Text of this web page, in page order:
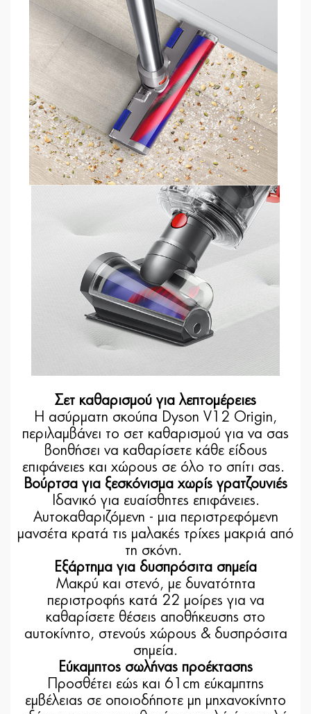
Σετ καθαρισμού για λεπτομέρειες
Η ασύρματη σκούπα Dyson V12 Origin,
περιλαμβάνει το σετ καθαρισμού για να σας
βοηθήσει να καθαρίσετε κάθε είδους
επιφάνειες και χώρους σε όλο το σπίτι σας.
Βούρτσα για ξεσκόνισμα χωρίς γρατζουνιές
Ιδανικό για ευαίσθητες επιφάνειες.
Αυτοκαθαριζόμενη - μια περιστρεφόμενη
μανσέτα κρατά τις μαλακές τρίχες μακριά από
τη σκόνη.
Εξάρτημα για δυσπρόσιτα σημεία
Μακρύ και στενό, με δυνατότητα
περιστροφής κατά 22 μοίρες για να
καθαρίσετε θέσεις αποθήκευσης στο
αυτοκίνητο, στενούς χώρους & δυσπρόσιτα
σημεία.
Εύκαμπτος σωλήνας προέκτασης
Προσθέτει εώς και 61cm εύκαμπτης
εμβέλειας σε οποιοδήποτε μη μηχανοκίνητο